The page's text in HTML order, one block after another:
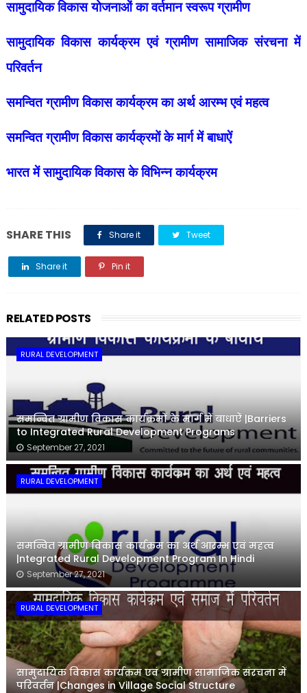
सामुदायिक विकास योजनाओं का वर्तमान स्वरूप ग्रामीण
सामुदायिक विकास कार्यक्रम एवं ग्रामीण सामाजिक संरचना में
परिवर्तन
समन्वित ग्रामीण विकास कार्यक्रम का अर्थ आरम्भ एवं महत्व
समन्वित ग्रामीण विकास कार्यक्रमों के मार्ग में बाधाऐं
भारत में सामुदायिक विकास के विभिन्न कार्यक्रम
SHARE THIS Share it Tweet
Share it Pin it
RELATED POSTS
RURAL DEVELOPMENT
समन्वित ग्रामीण विकास कार्यक्रमों के मार्ग में बाधाऐं |Barriers
to Integrated Rural Development Programs
September 27, 2021
RURAL DEVELOPMENT
समन्वित ग्रामीण विकास कार्यक्रम का अर्थ आरम्भ एवं महत्व
|ntegrated Rural Development Program In Hindi
September 27, 2021
RURAL DEVELOPMENT
सामुदायिक विकास कार्यक्रम एवं ग्रामीण सामाजिक संरचना में
परिवर्तन |Changes in Village Social Structure